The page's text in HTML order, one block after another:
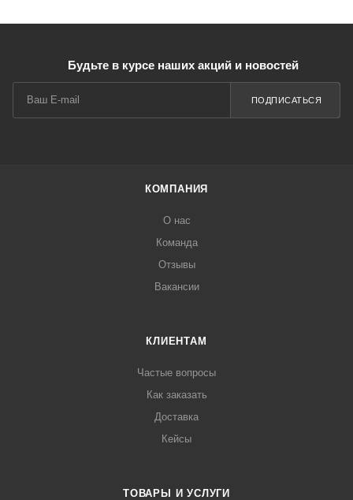
Будьте в курсе наших акций и новостей
ПОДПИСАТЬСЯ
КОМПАНИЯ
О нас
Команда
Отзывы
Вакансии
КЛИЕНТАМ
Частые вопросы
Как заказать
Доставка
Кейсы
ТОВАРЫ И УСЛУГИ